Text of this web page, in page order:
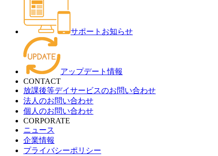
サポートお知らせ
アップデート情報
CONTACT
放課後等デイサービスのお問い合わせ
法人のお問い合わせ
個人のお問い合わせ
CORPORATE
ニュース
企業情報
プライバシーポリシー